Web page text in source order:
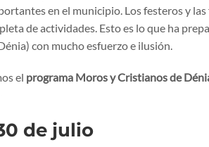
en el municipio. Los festeros y
de actividades. Esto es lo que ha
con mucho esfuerzo e ilusión.
el programa Moros y Cristianos de
de julio